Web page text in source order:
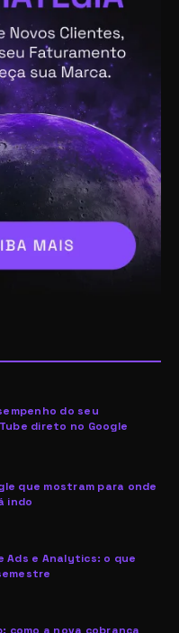
do seu
direto no Google
que mostram para onde
indo
Ads e Analytics: o que